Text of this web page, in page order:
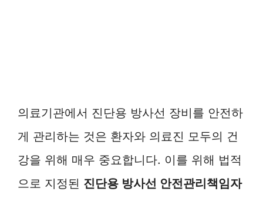
의료기관에서 진단용 방사선 장비를 안전하
게 관리하는 것은 환자와 의료진 모두의 건
강을 위해 매우 중요합니다. 이를 위해 법적
으로 지정된 진단용 방사선 안전관리책임자